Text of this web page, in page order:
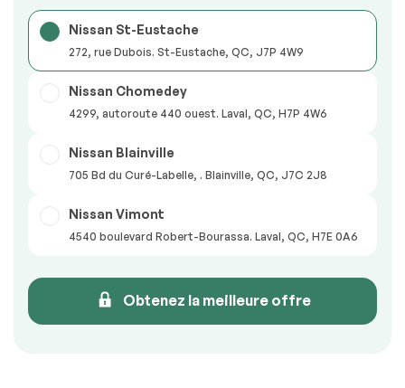
Nissan St-Eustache
272, rue Dubois. St-Eustache, QC, J7P 4W9
Nissan Chomedey
4299, autoroute 440 ouest. Laval, QC, H7P 4W6
Nissan Blainville
705 Bd du Curé-Labelle, . Blainville, QC, J7C 2J8
Nissan Vimont
4540 boulevard Robert-Bourassa. Laval, QC, H7E 0A6
Obtenez la meilleure offre